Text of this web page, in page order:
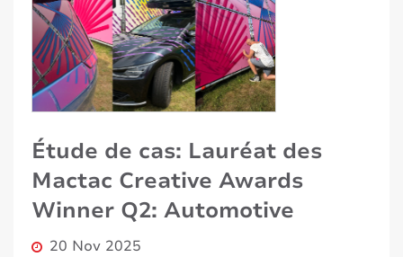
Étude de cas: Lauréat des
Mactac Creative Awards
Winner Q2: Automotive
20 Nov 2025